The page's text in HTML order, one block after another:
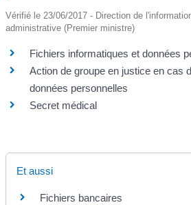
Vérifié le 23/06/2017 - Direction de
administrative (Premier ministre)
Fichiers informatiques et données
Action de groupe en justice en cas
données personnelles
Secret médical
Et aussi
Fichiers bancaires